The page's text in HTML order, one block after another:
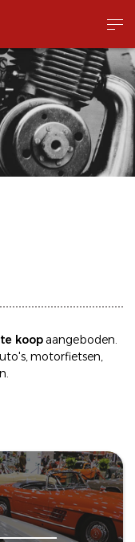
koopaangeboden.
,motorfietsen,
.